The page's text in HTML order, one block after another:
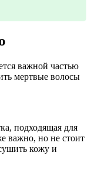
важной частью
мертвые волосы
подходящая для
важно, но не стоит
кожу и